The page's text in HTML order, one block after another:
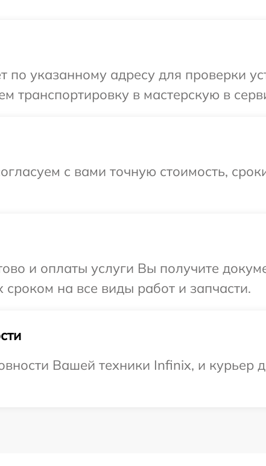
указанному адресу для проверки
транспортировку в мастерскую в
с вами точную стоимость,
и оплаты услуги Вы получите
на все виды работ и запчасти.
Вашей техники Infinix, и курьер